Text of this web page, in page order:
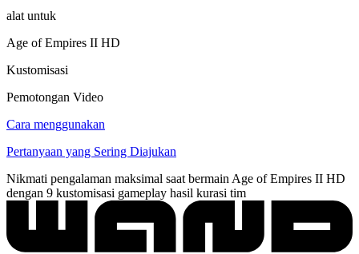
alat untuk
Age of Empires II HD
Kustomisasi
Pemotongan Video
Cara menggunakan
Pertanyaan yang Sering Diajukan
Nikmati pengalaman maksimal saat bermain Age of Empires II HD
dengan 9 kustomisasi gameplay hasil kurasi tim